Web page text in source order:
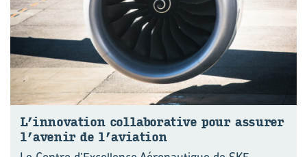
L’in­no­va­tion col­la­bo­ra­tive pour as­su­rer
l’ave­nir de l’avia­tion